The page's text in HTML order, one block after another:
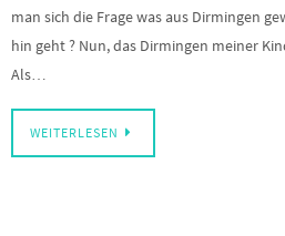
man sich die Frage was aus Dirmingen
hin geht ? Nun, das Dirmingen meiner
Als…
WEITERLESEN